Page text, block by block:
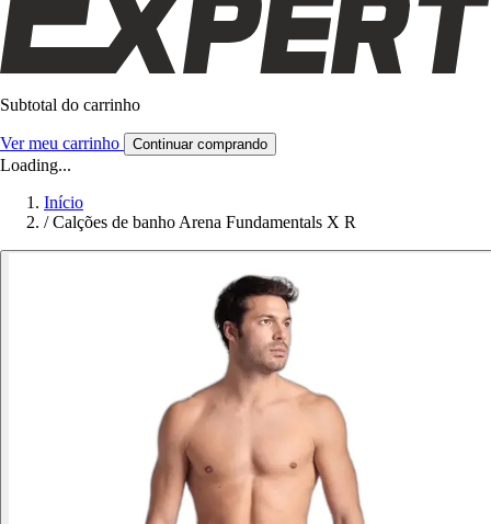
Subtotal do carrinho
Ver meu carrinho Continuar comprando
Loading...
Início
/ Calções de banho Arena Fundamentals X R